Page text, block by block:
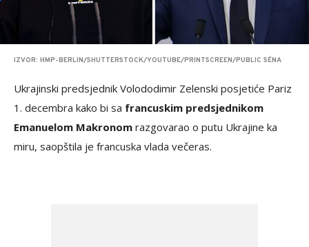
IZVOR: HMP-BERLIN/SHUTTERSTOCK/YOUTUBE/PRINTSCREEN/PUBLIC SÉNA
Ukrajinski predsjednik Volododimir Zelenski posjetiće Pariz
1. decembra kako bi sa francuskim predsjednikom
Emanuelom Makronom razgovarao o putu Ukrajine ka
miru, saopštila je francuska vlada večeras.